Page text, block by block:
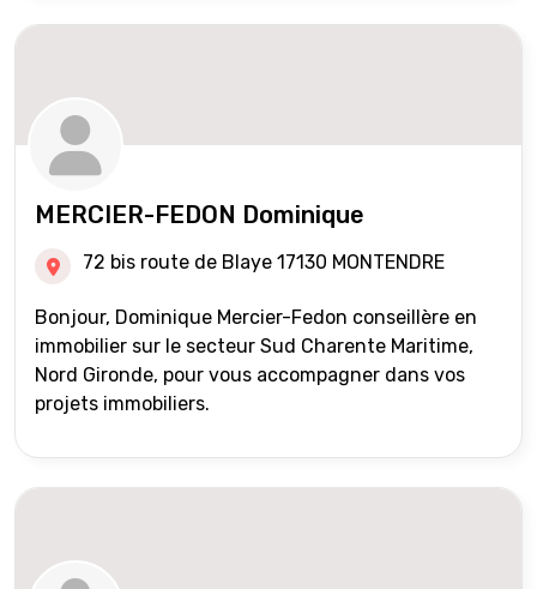
MERCIER-FEDON Dominique
72 bis route de Blaye 17130 MONTENDRE
Bonjour, Dominique Mercier-Fedon conseillère en
immobilier sur le secteur Sud Charente Maritime,
Nord Gironde, pour vous accompagner dans vos
projets immobiliers.